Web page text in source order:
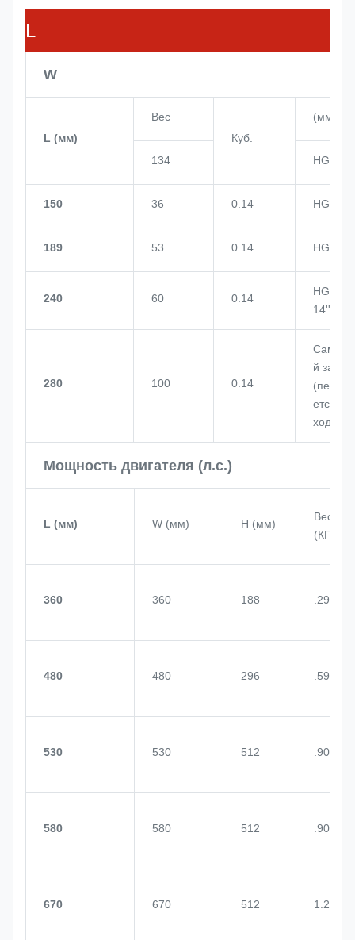
L
W
L (мм)
Вес
Куб.
(мм)
134
150 36 0.14
189 53 0.14
240 60 0.14
14''
280 100 0.14
й зажим
ется
ходом)
Мощность двигателя (л.с.)
L (мм) W (мм) H (мм)
Вес
(КГ)
360 360 188 .29
480 480 296 .59
530 530 512 .90
580 580 512 .90
670 670 512 1.2